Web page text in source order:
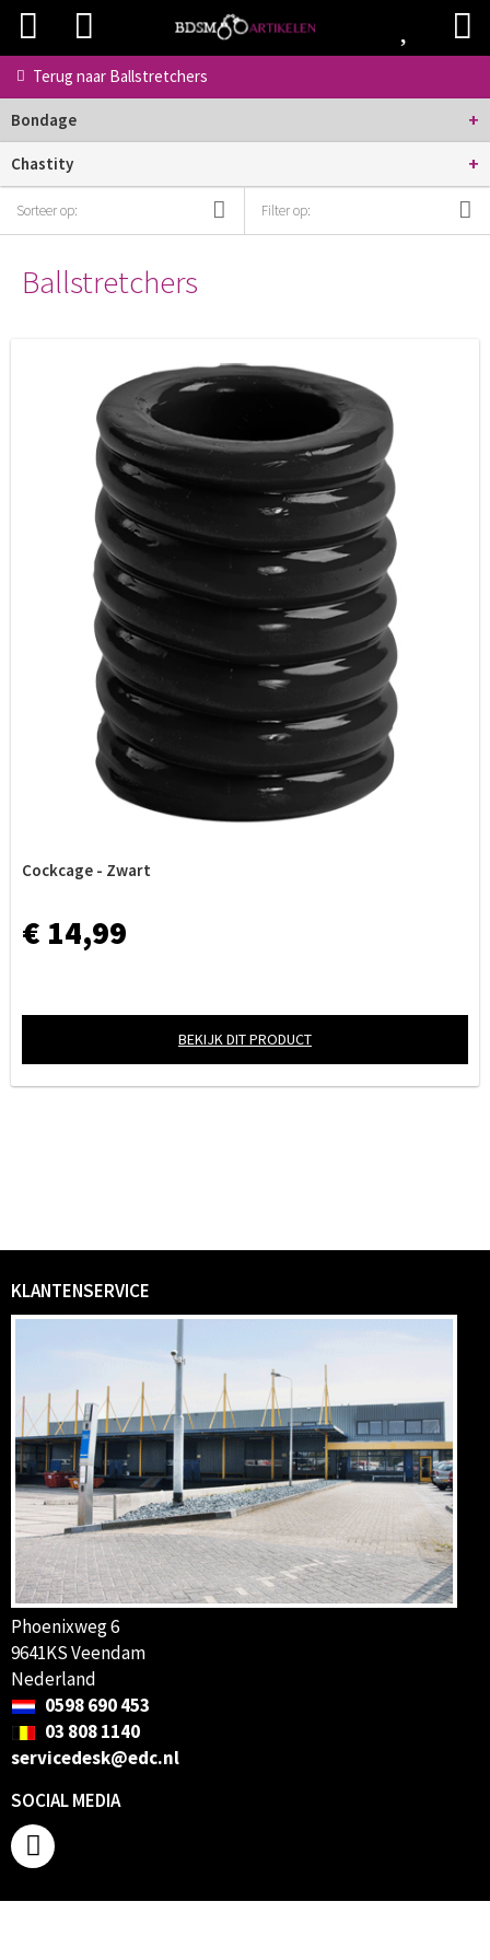
Terug naar Ballstretchers
Bondage +
Chastity +
Sorteer op: Filter op:
Ballstretchers
Cockcage - Zwart
€ 14,99
BEKIJK DIT PRODUCT
KLANTENSERVICE
Phoenixweg 6
9641KS Veendam
Nederland
0598 690 453
03 808 1140
servicedesk@edc.nl
SOCIAL MEDIA